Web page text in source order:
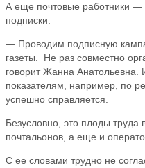
А еще почтовые работники
подписки.
— Проводим подписную
газеты. Не раз совместно
говорит Жанна Анатольевна.
показателям, например, по
успешно справляется.
Безусловно, это плоды труда
почтальонов, а еще и
С ее словами трудно не